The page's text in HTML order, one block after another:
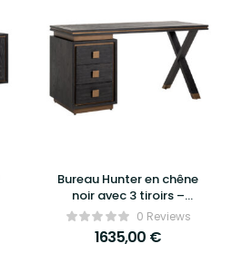
Bureau Hunter en chêne
noir avec 3 tiroirs –
Richmond Interiors
0 Reviews
1635,00 €